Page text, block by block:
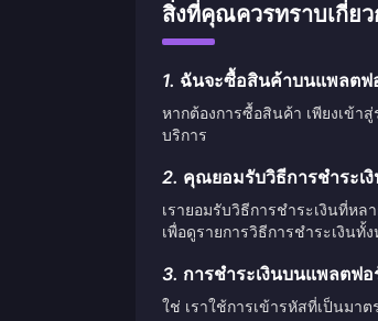
สิ่งที่คุณควรทราบเกี่ยว
1. ฉันจะซื้อสินค้าบนแพลตฟ
หากต้องการซื้อสินค้า เพียงเข้
บริการ
2. คุณยอมรับวิธีการชำระเ
เรายอมรับวิธีการชำระเงินที่ห
เพื่อดูรายการวิธีการชำระเงินทั้
3. การชำระเงินบนแพลตฟ
ใช่ เราใช้การเข้ารหัสที่เป็นมา